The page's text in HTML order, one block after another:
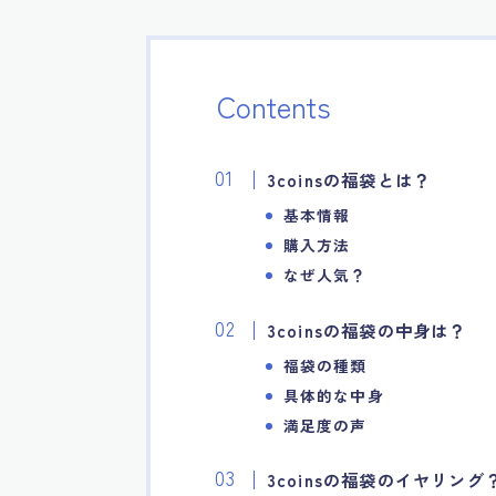
Contents
3coinsの福袋とは？
基本情報
購入方法
なぜ人気？
3coinsの福袋の中身は？
福袋の種類
具体的な中身
満足度の声
3coinsの福袋のイヤリング